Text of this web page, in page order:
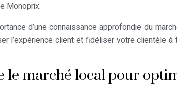
Monoprix.
d’une connaissance approfondie du
l’expérience client et fidéliser votre clientèle
le marché local pour